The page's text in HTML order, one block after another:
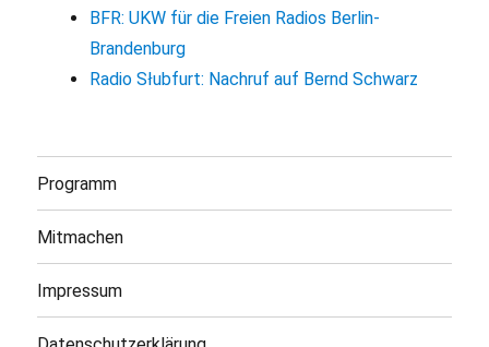
BFR: UKW für die Freien Radios Berlin-
Brandenburg
Radio Słubfurt: Nachruf auf Bernd Schwarz
Programm
Mitmachen
Impressum